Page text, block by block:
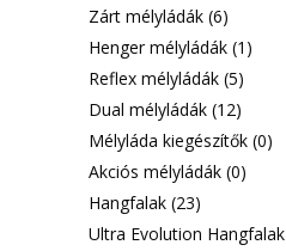
Zárt mélyládák (6)
Henger mélyládák (1)
Reflex mélyládák (5)
Dual mélyládák (12)
Mélyláda kiegészítők (0)
Akciós mélyládák (0)
Hangfalak (23)
Ultra Evolution Hangfalak